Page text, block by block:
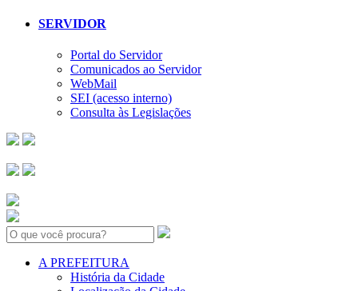
SERVIDOR
Portal do Servidor
Comunicados ao Servidor
WebMail
SEI (acesso interno)
Consulta às Legislações
Search:
A PREFEITURA
História da Cidade